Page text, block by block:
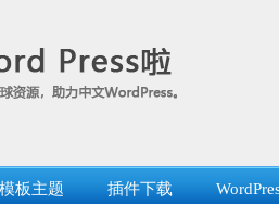
模板主题 插件下载